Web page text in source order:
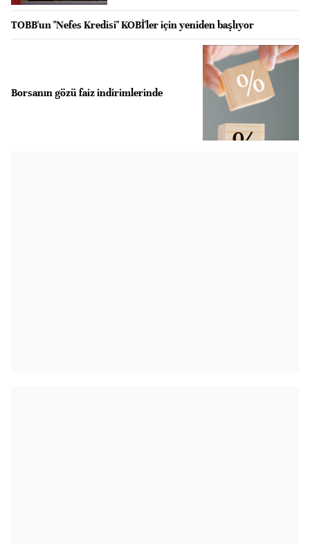
TOBB'un "Nefes Kredisi" KOBİ'ler için yeniden başlıyor
Borsanın gözü faiz indirimlerinde